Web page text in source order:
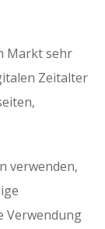
Markt sehr
Zeitalter
verwenden,
Verwendung